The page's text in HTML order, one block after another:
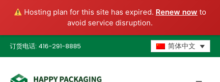
Hosting plan for this site has expired. Renew now to
avoid service disruption.
订货电话: 416-291-8885 简体中文